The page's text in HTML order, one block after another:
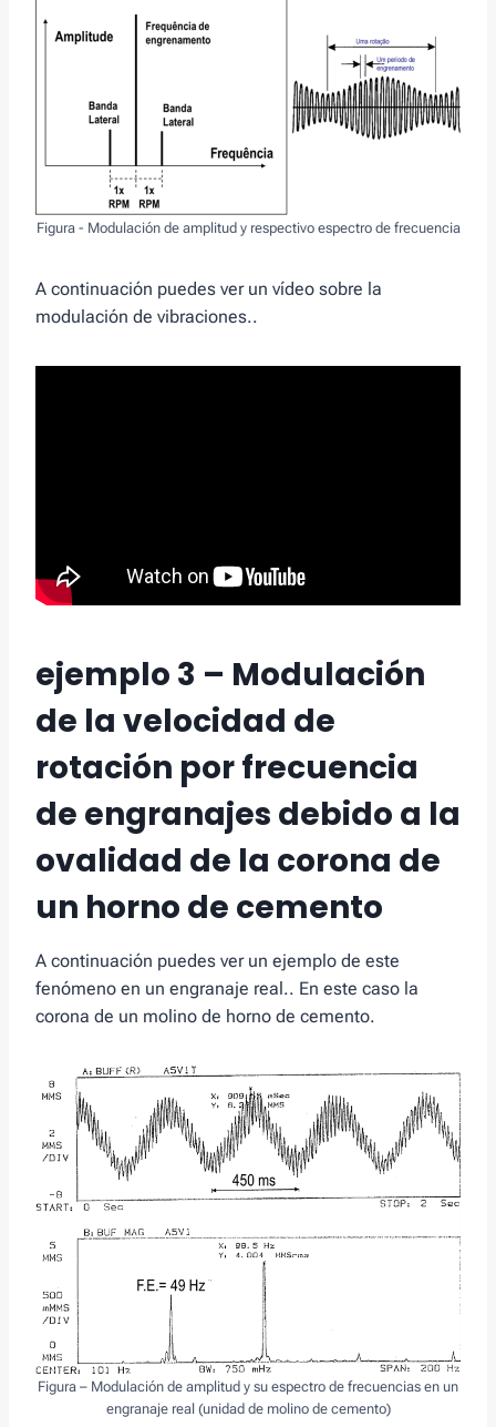
Figura - Modulación de amplitud y respectivo espectro de frecuencia
A continuación puedes ver un vídeo sobre la
modulación de vibraciones..
ejemplo 3 – Modulación
de la velocidad de
rotación por frecuencia
de engranajes debido a la
ovalidad de la corona de
un horno de cemento
A continuación puedes ver un ejemplo de este
fenómeno en un engranaje real.. En este caso la
corona de un molino de horno de cemento.
Figura – Modulación de amplitud y su espectro de frecuencias en un
engranaje real (unidad de molino de cemento)